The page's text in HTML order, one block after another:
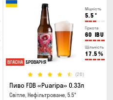
Міцність
5.5 °
Гіркота
60 IBU
Щільність
17.5 %
(26)
Пиво FDB «Puaripa» 0.33л
Світле, Нефільтроване, 5.5°